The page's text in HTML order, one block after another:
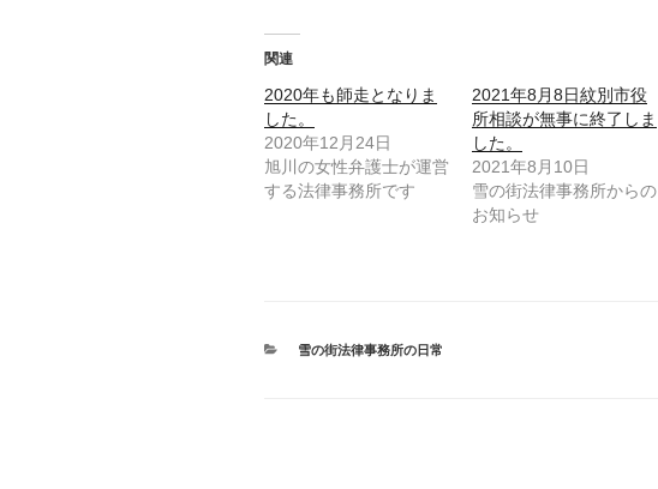
て
t
t
e
r
で
共
有
で
開
共
有
る
に
は
ク
リ
(
新
関連
2020年も師走となりま
した。
2020年12月24日
旭川の女性弁護士が運営
する法律事務所です
2021年8月8日紋別市役
所相談が無事に終了しま
した。
2021年8月10日
雪の街法律事務所からの
お知らせ
カ
雪の街法律事務所の日常